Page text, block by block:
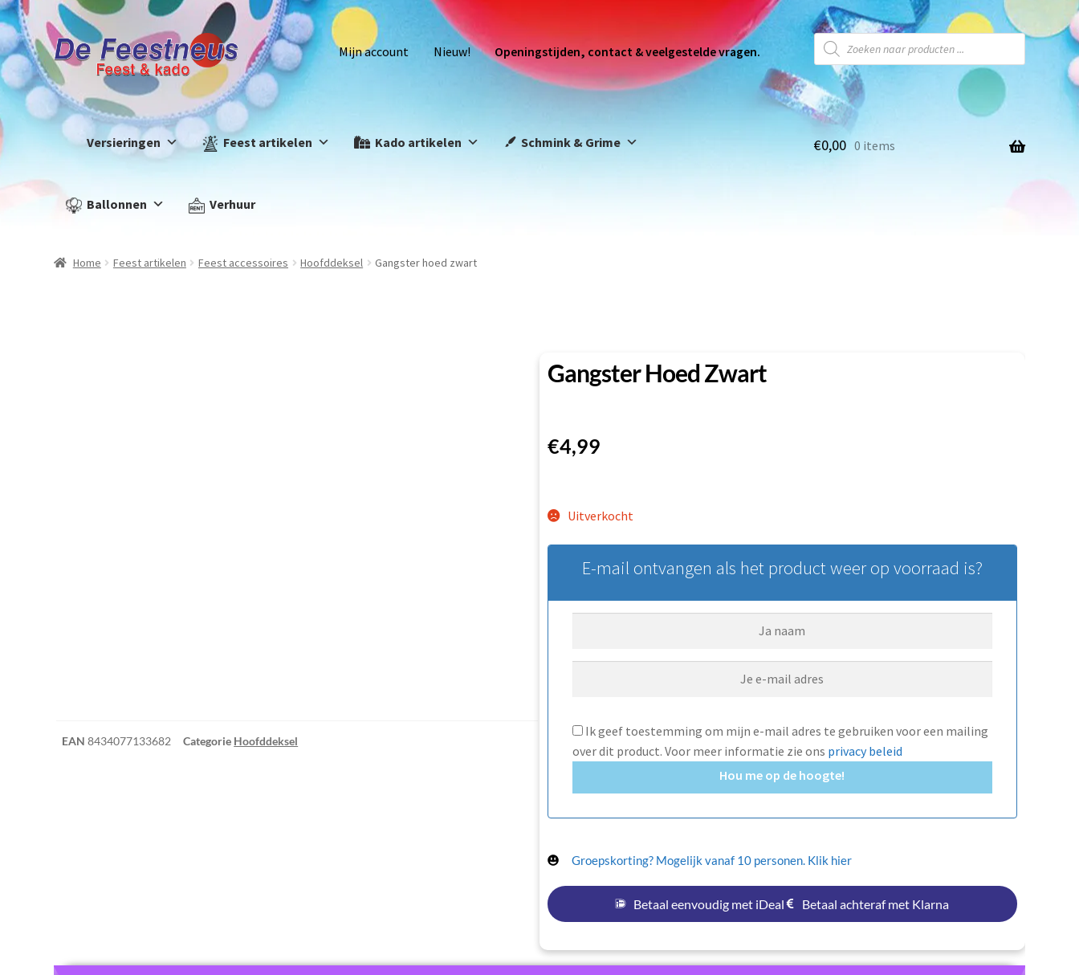
Mijn account Nieuw! Openingstijden, contact & veelgestelde vragen.
Versieringen Feest artikelen Kado artikelen Schmink & Grime
Ballonnen Verhuur
€0,00 0 items
Home Feest artikelen Feest accessoires Hoofddeksel Gangster hoed zwart
EAN8434077133682 Categorie Hoofddeksel
Gangster Hoed Zwart
€4,99
Uitverkocht
E-mail ontvangen als het product weer op voorraad is?
Ik geef toestemming om mijn e-mail adres te gebruiken voor een mailing
over dit product. Voor meer informatie zie ons privacy beleid
Hou me op de hoogte!
Groepskorting? Mogelijk vanaf 10 personen. Klik hier
Betaal eenvoudig met iDeal Betaal achteraf met Klarna